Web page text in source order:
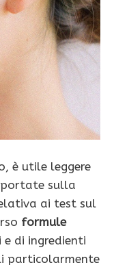
è utile leggere
sulla
ai test sul
formule
di ingredienti
particolarmente